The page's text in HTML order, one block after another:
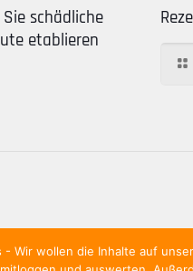
schädliche
etablieren
- Wir wollen die Inhalte auf